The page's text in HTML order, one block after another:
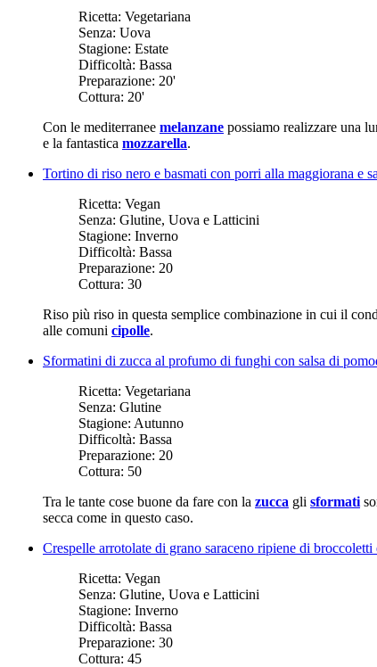
Ricetta: Vegetariana
Senza: Uova
Stagione: Estate
Difficoltà: Bassa
Preparazione: 20'
Cottura: 20'
Con le mediterranee melanzane possiamo realizzare una
e la fantastica mozzarella.
Tortino di riso nero e basmati con porri alla maggiorana e
Ricetta: Vegan
Senza: Glutine, Uova e Latticini
Stagione: Inverno
Difficoltà: Bassa
Preparazione: 20
Cottura: 30
Riso più riso in questa semplice combinazione in cui il
alle comuni cipolle.
Sformatini di zucca al profumo di funghi con salsa di
Ricetta: Vegetariana
Senza: Glutine
Stagione: Autunno
Difficoltà: Bassa
Preparazione: 20
Cottura: 50
Tra le tante cose buone da fare con la zucca gli sformati
secca come in questo caso.
Crespelle arrotolate di grano saraceno ripiene di broccoletti
Ricetta: Vegan
Senza: Glutine, Uova e Latticini
Stagione: Inverno
Difficoltà: Bassa
Preparazione: 30
Cottura: 45